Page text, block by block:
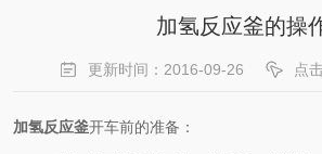
加氢反应釜的操
更新时间：2016-09-26 点
加氢反应釜开车前的准备：